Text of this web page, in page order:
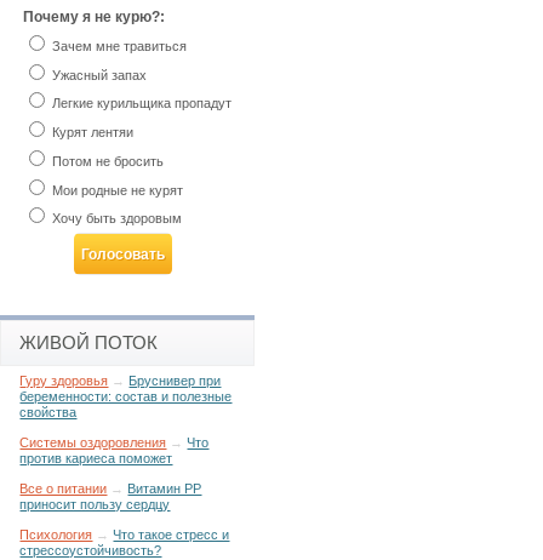
Почему я не курю?:
Зачем мне травиться
Ужасный запах
Легкие курильщика пропадут
Курят лентяи
Потом не бросить
Мои родные не курят
Хочу быть здоровым
ЖИВОЙ ПОТОК
Гуру здоровья → Бруснивер при
беременности: состав и полезные
свойства
Системы оздоровления →Что
против кариеса поможет
Все о питании → Витамин РР
приносит пользу сердцу
Психология →Что такое стресс и
стрессоустойчивость?